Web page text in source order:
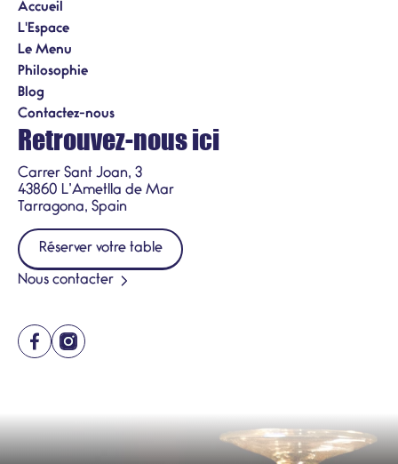
Accueil
L'Espace
Le Menu
Philosophie
Blog
Contactez-nous
Retrouvez-nous ici
Carrer Sant Joan, 3
43860 L’Ametlla de Mar
Tarragona, Spain
Réserver votre table
Nous contacter